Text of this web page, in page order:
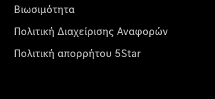
Βιωσιμότητα
Πολιτική Διαχείρισης Αναφορών
Πολιτική απορρήτου 5Star